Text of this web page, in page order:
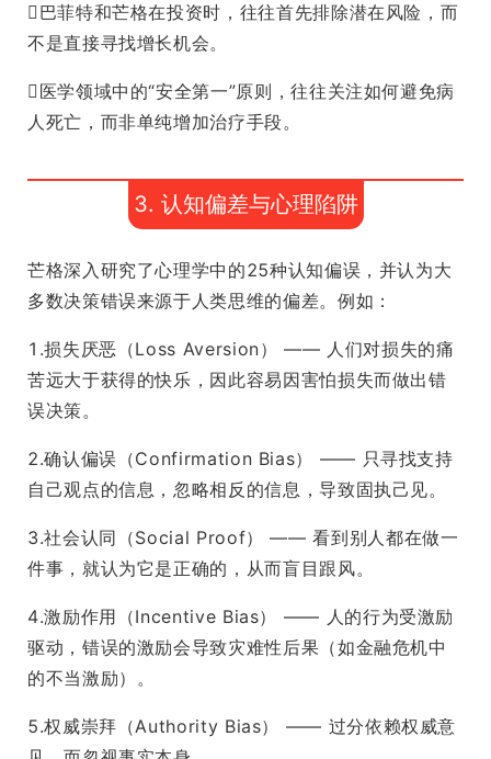
巴菲特和芒格在投资时，往往首先排除潜在风险，而
不是直接寻找增长机会。
医学领域中的“安全第一”原则，往往关注如何避免病
人死亡，而非单纯增加治疗手段。
3. 认知偏差与心理陷阱
芒格深入研究了心理学中的25种认知偏误，并认为大
多数决策错误来源于人类思维的偏差。例如：
1.损失厌恶（Loss Aversion） —— 人们对损失的痛
苦远大于获得的快乐，因此容易因害怕损失而做出错
误决策。
2.确认偏误（Confirmation Bias） —— 只寻找支持
自己观点的信息，忽略相反的信息，导致固执己见。
3.社会认同（Social Proof） —— 看到别人都在做一
件事，就认为它是正确的，从而盲目跟风。
4.激励作用（Incentive Bias） —— 人的行为受激励
驱动，错误的激励会导致灾难性后果（如金融危机中
的不当激励）。
5.权威崇拜（Authority Bias） —— 过分依赖权威意